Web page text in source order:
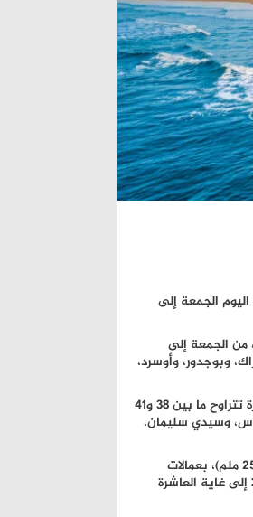
الجمعة إلى
الجمعة إلى
وأسا-الزاك، وبوجدور، وأوسرد،
كما يرتقب تسجيل الظاهرة نفسها، ابتداء من يوم غد السبت إلى غاية الاثنين المقبل، مع درجات حرارة تتراوح ما بين 38 و41
وسيدي سليمان،
وأضاف المصدر ذاته، أنه من المرتقب، أيضا، نزول أمطار رعدية محليا قوية مصحوبة بالبرد (من 15 إلى 25 ملم)، بعمالات
إلى غاية العاشرة